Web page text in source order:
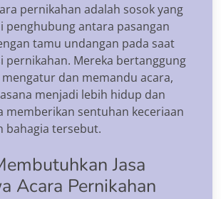
pernikahan adalah sosok yang
penghubung antara pasangan
tamu undangan pada saat
pernikahan. Mereka bertanggung
dan memandu acara,
menjadi lebih hidup dan
memberikan sentuhan keceriaan
bahagia tersebut.
Jasa
Acara Pernikahan